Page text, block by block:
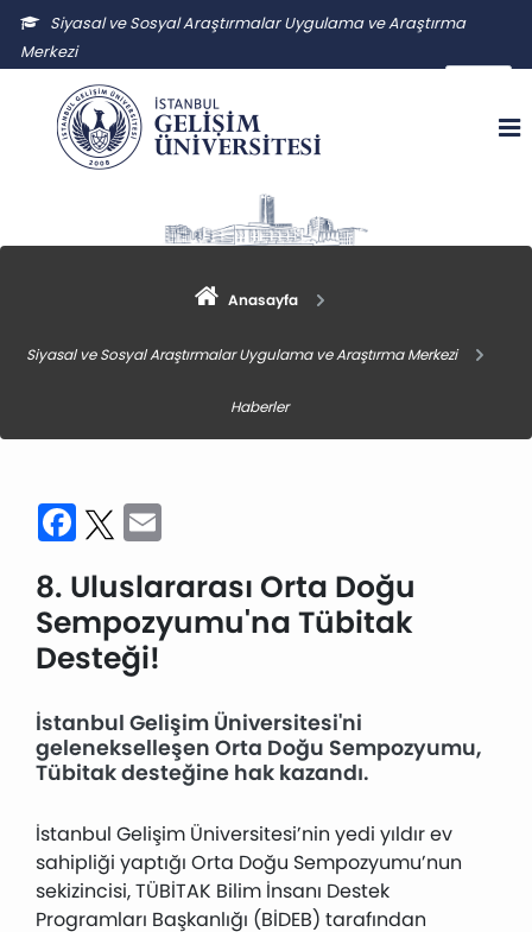
Siyasal ve Sosyal Araştırmalar Uygulama ve Araştırma
Merkezi
ssauam@gelisim.edu.tr
Anasayfa
Siyasal ve Sosyal Araştırmalar Uygulama ve Araştırma Merkezi
Haberler
Facebook
Twitter
8. Uluslararası Orta Doğu
Sempozyumu'na Tübitak
Desteği!
İstanbul Gelişim Üniversitesi'ni
gelenekselleşen Orta Doğu Sempozyumu,
Tübitak desteğine hak kazandı.
İstanbul Gelişim Üniversitesi’nin yedi yıldır ev
sahipliği yaptığı Orta Doğu Sempozyumu’nun
sekizincisi, TÜBİTAK Bilim İnsanı Destek
Programları Başkanlığı (BİDEB) tarafından